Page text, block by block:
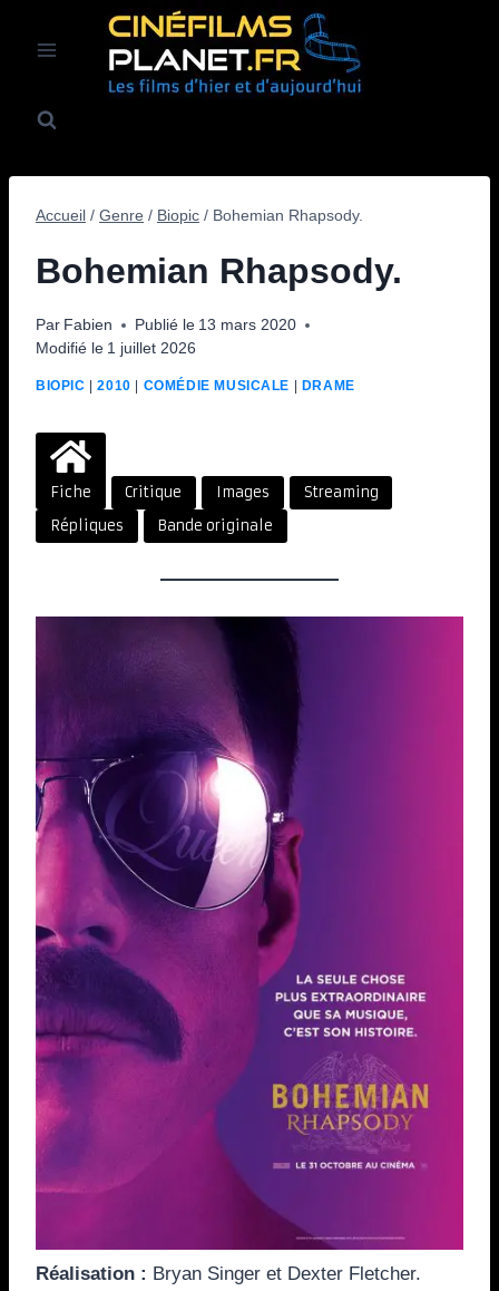
Accueil / Genre / Biopic / Bohemian Rhapsody.
Bohemian Rhapsody.
Par Fabien Publié le 13 mars 2020
Modifié le 1 juillet 2026
BIOPIC |2010 | COMÉDIE MUSICALE | DRAME
Fiche Critique Images
Streaming
Répliques
Bande originale
Réalisation : Bryan Singer et Dexter Fletcher.